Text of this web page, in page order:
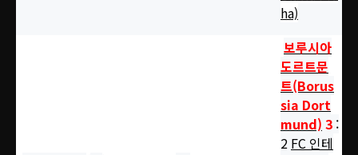
ha)
보루시아
도르트문
트(Borus
sia Dort
mund) 3 :
2 FC 인테